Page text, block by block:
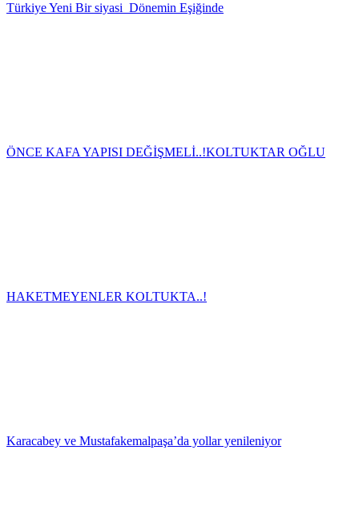
Türkiye Yeni Bir siyasi Dönemin Eşiğinde
ÖNCE KAFA YAPISI DEĞİŞMELİ..!KOLTUKTAR OĞLU
HAKETMEYENLER KOLTUKTA..!
Karacabey ve Mustafakemalpaşa’da yollar yenileniyor